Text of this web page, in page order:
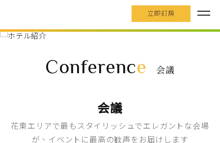
立即訂房
Conference 会議
会議
花東エリアで最もスタイリッシュでエレガントな会場
が、イベントに最高の歓声をお届けします